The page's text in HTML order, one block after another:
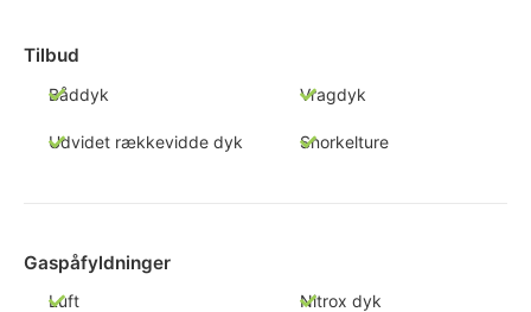
Tilbud
Båddyk Vragdyk
Udvidet rækkevidde dyk Snorkelture
Gaspåfyldninger
Luft Nitrox dyk